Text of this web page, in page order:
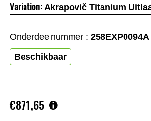
€871,65
Variation: Akrapovič Titanium
Onderdeelnummer : 258EXP0094A
Beschikbaar